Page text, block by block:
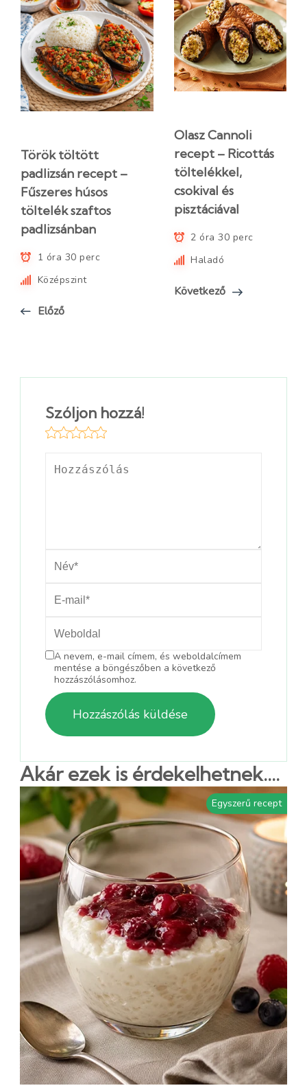
Török töltött
padlizsán recept –
Fűszeres húsos
töltelék szaftos
padlizsánban
1 óra 30 perc
Középszint
Előző
Olasz Cannoli
recept – Ricottás
töltelékkel,
csokival és
pisztáciával
2 óra 30 perc
Haladó
Következő
Szóljon hozzá!
A nevem, e-mail címem, és weboldalcímem
mentése a böngészőben a következő
hozzászólásomhoz.
Akár ezek is érdekelhetnek....
Egyszerű recept